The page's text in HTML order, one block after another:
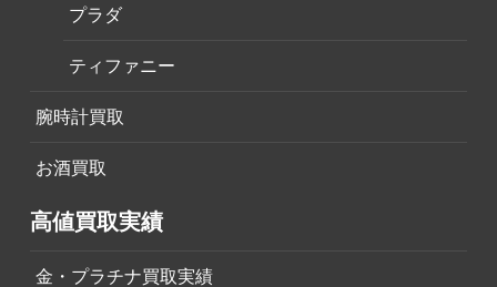
プラダ
ティファニー
腕時計買取
お酒買取
高値買取実績
金・プラチナ買取実績